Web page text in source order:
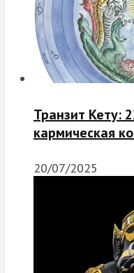
Транзит Кету:
кармическая
20/07/2025